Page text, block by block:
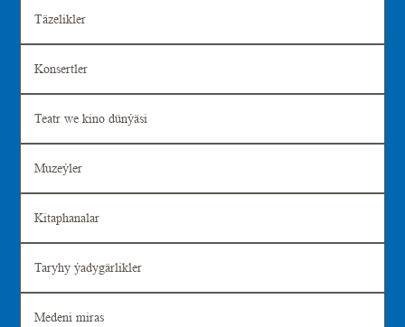
Täzelikler
Konsertler
Teatr we kino dünýäsi
Muzeýler
Kitaphanalar
Taryhy ýadygärlikler
Medeni miras